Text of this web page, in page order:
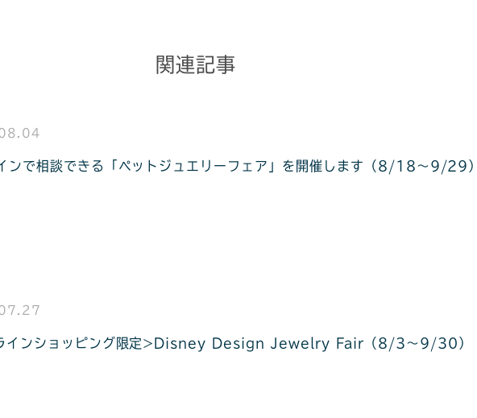
関連記事
ンで相談できる「ペットジュエリーフェア」を開催します（8/18〜9/29）
インショッピング限定>Disney Design Jewelry Fair（8/3〜9/30）